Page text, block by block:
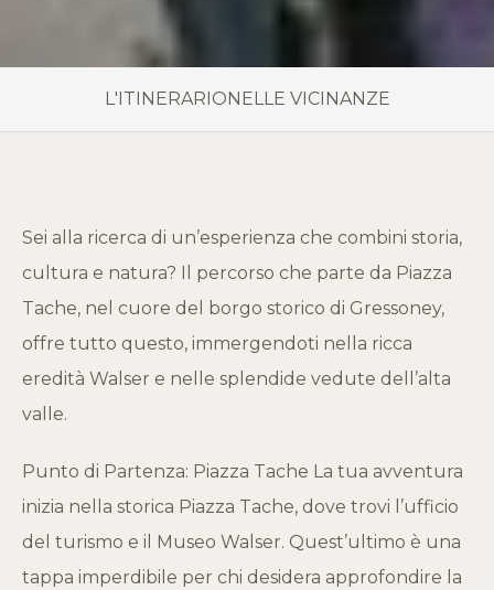
L'ITINERARIO NELLE VICINANZE
Sei alla ricerca di un’esperienza che combini storia,
cultura e natura? Il percorso che parte da Piazza
Tache, nel cuore del borgo storico di Gressoney,
offre tutto questo, immergendoti nella ricca
eredità Walser e nelle splendide vedute dell’alta
valle.
Punto di Partenza: Piazza Tache La tua avventura
inizia nella storica Piazza Tache, dove trovi l’ufficio
del turismo e il Museo Walser. Quest’ultimo è una
tappa imperdibile per chi desidera approfondire la